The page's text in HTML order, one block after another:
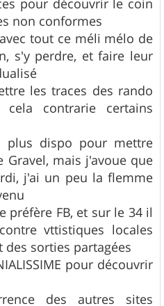
pour découvrir le coin
non conformes
tout ce méli mélo de
s'y perdre, et faire leur
les traces des rando
cela contrarie certains
plus dispo pour mettre
Gravel, mais j'avoue que
j'ai un peu la flemme
préfère FB, et sur le 34 il
vttistiques locales
sorties partagées
pour découvrir
des autres sites